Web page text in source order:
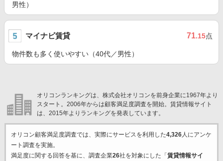
男性）
マイナビ賃貸 71.15点
物件数も多く使いやすい（40代／男性）
オリコンランキングは、株式会社オリコンを前身企業に1967年より
スタート。2006年からは顧客満足度調査を開始。賃貸情報サイト
は、2015年よりランキングを発表しています。
オリコン顧客満足度調査では、実際にサービスを利用した4,326人にアンケ
ート調査を実施。
満足度に関する回答を基に、調査企業26社を対象にした「 賃貸情報サイ